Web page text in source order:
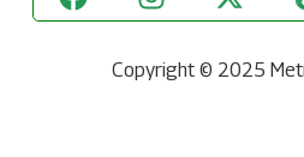
Copyright © 2025